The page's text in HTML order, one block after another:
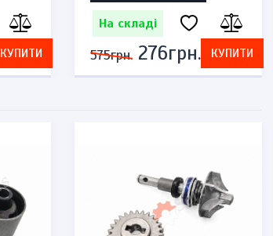
КУПИТИ
На складі
575грн. 276грн. КУПИТИ